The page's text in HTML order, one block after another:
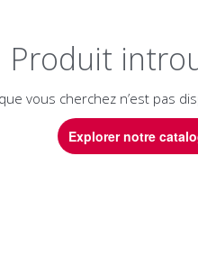
Produit
vous cherchez n’est pas
Explorer notre